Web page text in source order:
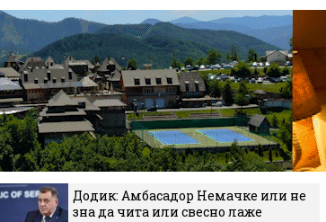
Додик: Амбасадор Немачке или не
зна да чита или свесно лаже